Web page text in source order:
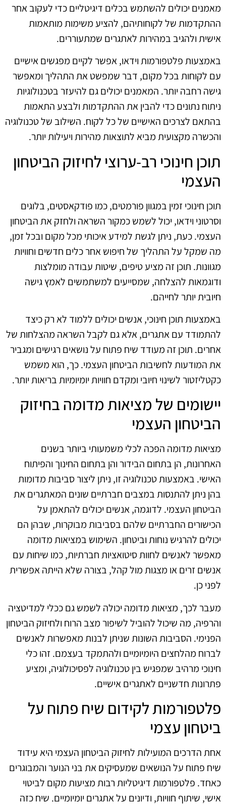
מאמנים יכולים להשתמש בכלים דיגיטליים כדי לעקוב אחר
ההתקדמות של לקוחותיהם, להציע משימות מותאמות
אישית ולהגיב במהירות לאתגרים שמתעוררים.
באמצעות פלטפורמות וידאו, אפשר לקיים מפגשים אישיים
עם לקוחות בכל מקום, דבר שמפשט את התהליך ומאפשר
גישה רחבה יותר. המאמנים יכולים גם להיעזר בטכנולוגיות
ניתוח נתונים כדי להבין את ההתקדמות ולבצע התאמות
בהתאם לצרכים האישיים של כל לקוח. השילוב של טכנולוגיה
והכשרה מקצועית מביא לתוצאות מהירות ויעילות יותר.
תוכן חינוכי רב-ערוצי לחיזוק הביטחון
העצמי
תוכן חינוכי זמין במגוון פורמטים, כמו פודקאסטים, בלוגים
וסרטוני וידאו, יכול לשמש כמקור השראה ולחזק את הביטחון
העצמי. כעת, ניתן לגשת למידע איכותי מכל מקום ובכל זמן,
מה שמקל על התהליך של חיפוש אחר כלים חדשים וחוויות
מגוונות. תוכן זה מציע טיפים, שיטות עבודה מומלצות
ודוגמאות להצלחה, שמסייעים למשתמשים לאמץ גישה
חיובית יותר לחייהם.
באמצעות תוכן חינוכי, אנשים יכולים ללמוד לא רק כיצד
להתמודד עם אתגרים, אלא גם לקבל השראה מהצלחות של
אחרים. תוכן זה מעודד שיח פתוח על נושאים רגישים ומגביר
את המודעות לחשיבות הביטחון העצמי. כך, הוא משמש
כקטליזטור לשינוי חיובי ומקדם חוויות יומיומיות בריאות יותר.
יישומים של מציאות מדומה בחיזוק
הביטחון העצמי
מציאות מדומה הפכה לכלי משמעותי ביותר בשנים
האחרונות, הן בתחום הבידור והן בתחום החינוך והפיתוח
האישי. באמצעות טכנולוגיה זו, ניתן ליצור סביבות מדומות
בהן ניתן להתנסות במצבים חברתיים שונים המאתגרים את
הביטחון העצמי. לדוגמה, אנשים יכולים להתאמן על
הכישורים החברתיים שלהם בסביבות מבוקרות, שבהן הם
יכולים להרגיש נוחות וביטחון. השימוש במציאות מדומה
מאפשר לאנשים לחוות סיטואציות חברתיות, כמו שיחות עם
אנשים זרים או מצגות מול קהל, בצורה שלא הייתה אפשרית
לפני כן.
מעבר לכך, מציאות מדומה יכולה לשמש גם ככלי למדיטציה
והרפיה, מה שיכול להוביל לשיפור מצב הרוח ולחיזוק הביטחון
הפנימי. הסביבות השונות שניתן לבנות מאפשרות לאנשים
לברוח מהלחצים היומיומיים ולהתמקד בעצמם. זהו כלי
חינוכי מרהיב שמפגיש בין טכנולוגיה לפסיכולוגיה, ומציע
פתרונות חדשניים לאתגרים אישיים.
פלטפורמות לקידום שיח פתוח על
ביטחון עצמי
אחת הדרכים המועילות לחיזוק הביטחון העצמי היא עידוד
שיח פתוח על הנושאים שמעסיקים את בני הנוער והמבוגרים
כאחד. פלטפורמות דיגיטליות רבות מציעות מקום לביטוי
אישי, שיתוף חוויות, ודיונים על אתגרים יומיומיים. שיח כזה